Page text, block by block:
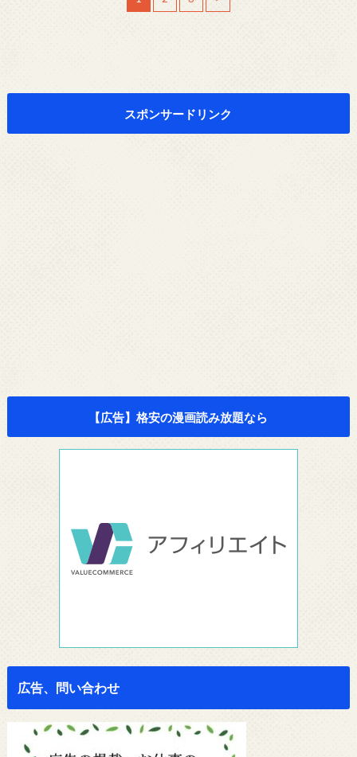
スポンサードリンク
【広告】格安の漫画読み放題なら
広告、問い合わせ